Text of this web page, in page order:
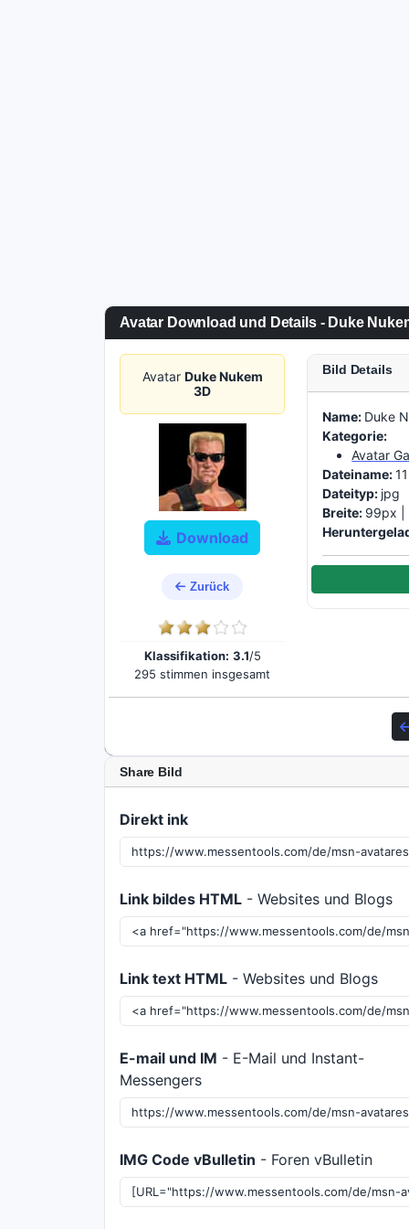
Avatar Download und Details - Duke
Avatar Duke Nukem
3D
Download
Zurück
Klassifikation: 3.1/5
295 stimmen insgesamt
Bild Details
Name: Duke
Kategorie:
Avatar
Dateiname:
Dateityp: jpg
Breite: 99px |
Share Bild
Direkt ink
Link bildes HTML - Websites und Blogs
Link text HTML - Websites und Blogs
E-mail und IM - E-Mail und Instant-
Messengers
IMG Code vBulletin - Foren vBulletin